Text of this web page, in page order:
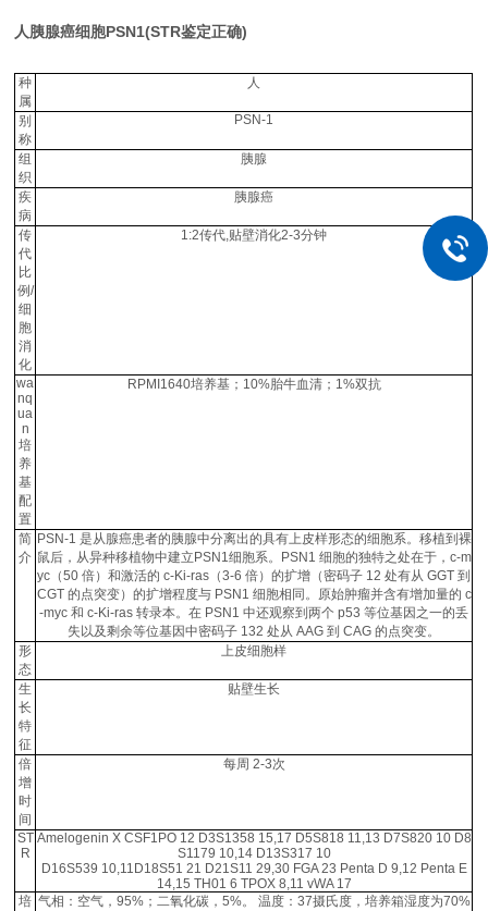
人胰腺癌细胞PSN1(STR鉴定正确)
种
属
人
别
称
PSN-1
组
织
胰腺
疾
病
胰腺癌
传
代
比
例/
细
胞
消
化
1:2传代,贴壁消化2-3分钟
wa
nq
ua
n
培
养
基
配
置
RPMI1640培养基；10%胎牛血清；1%双抗
简
介
PSN-1 是从腺癌患者的胰腺中分离出的具有上皮样形态的细胞系。移植到裸
鼠后，从异种移植物中建立PSN1细胞系。PSN1 细胞的独特之处在于，c-m
yc（50 倍）和激活的 c-Ki-ras（3-6 倍）的扩增（密码子 12 处有从 GGT 到
CGT 的点突变）的扩增程度与 PSN1 细胞相同。原始肿瘤并含有增加量的 c
-myc 和 c-Ki-ras 转录本。在 PSN1 中还观察到两个 p53 等位基因之一的丢
失以及剩余等位基因中密码子 132 处从 AAG 到 CAG 的点突变。
形
态
上皮细胞样
生
长
特
征
贴壁生长
倍
增
时
间
每周 2-3次
ST
R
Amelogenin X CSF1PO 12 D3S1358 15,17 D5S818 11,13 D7S820 10 D8
S1179 10,14 D13S317 10
D16S539 10,11D18S51 21 D21S11 29,30 FGA 23 Penta D 9,12 Penta E
14,15 TH01 6 TPOX 8,11 vWA 17
培 气相：空气，95%；二氧化碳，5%。 温度：37摄氏度，培养箱湿度为70%